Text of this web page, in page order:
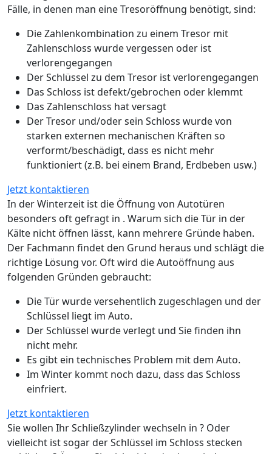
Fälle, in denen man eine Tresoröffnung benötigt, sind:
Die Zahlenkombination zu einem Tresor mit
Zahlenschloss wurde vergessen oder ist
verlorengegangen
Der Schlüssel zu dem Tresor ist verlorengegangen
Das Schloss ist defekt/gebrochen oder klemmt
Das Zahlenschloss hat versagt
Der Tresor und/oder sein Schloss wurde von
starken externen mechanischen Kräften so
verformt/beschädigt, dass es nicht mehr
funktioniert (z.B. bei einem Brand, Erdbeben usw.)
Jetzt kontaktieren
In der Winterzeit ist die Öffnung von Autotüren
besonders oft gefragt in . Warum sich die Tür in der
Kälte nicht öffnen lässt, kann mehrere Gründe haben.
Der Fachmann findet den Grund heraus und schlägt die
richtige Lösung vor. Oft wird die Autoöffnung aus
folgenden Gründen gebraucht:
Die Tür wurde versehentlich zugeschlagen und der
Schlüssel liegt im Auto.
Der Schlüssel wurde verlegt und Sie finden ihn
nicht mehr.
Es gibt ein technisches Problem mit dem Auto.
Im Winter kommt noch dazu, dass das Schloss
einfriert.
Jetzt kontaktieren
Sie wollen Ihr Schließzylinder wechseln in ? Oder
vielleicht ist sogar der Schlüssel im Schloss stecken